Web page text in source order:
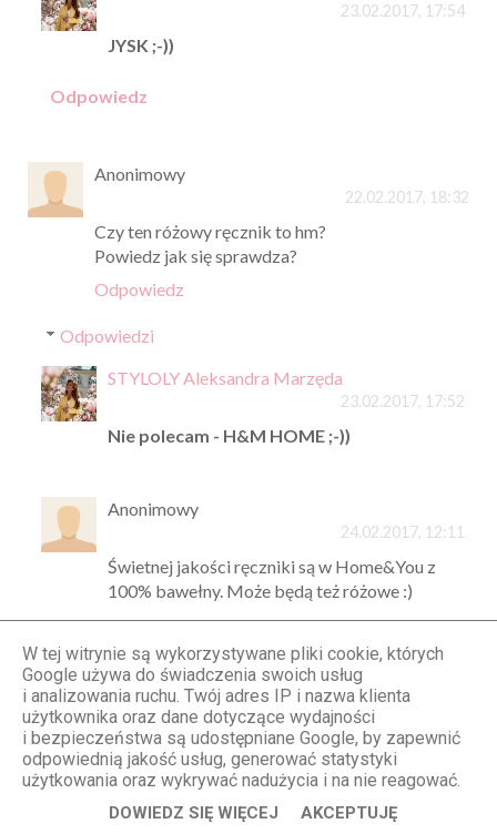
23.02.2017, 17:54
JYSK ;-))
Odpowiedz
Anonimowy
22.02.2017, 18:32
Czy ten różowy ręcznik to hm?
Powiedz jak się sprawdza?
Odpowiedz
Odpowiedzi
STYLOLY Aleksandra Marzęda
23.02.2017, 17:52
Nie polecam - H&M HOME ;-))
Anonimowy
24.02.2017, 12:11
Świetnej jakości ręczniki są w Home&You z
100% bawełny. Może będą też różowe :)
Odpowiedz
Ania
22.02.2017, 19:08
świetny efekt :)
Odpowiedz
W tej witrynie są wykorzystywane pliki cookie, których
Google używa do świadczenia swoich usług
i analizowania ruchu. Twój adres IP i nazwa klienta
użytkownika oraz dane dotyczące wydajności
i bezpieczeństwa są udostępniane Google, by zapewnić
odpowiednią jakość usług, generować statystyki
użytkowania oraz wykrywać nadużycia i na nie reagować.
DOWIEDZ SIĘ WIĘCEJ AKCEPTUJĘ